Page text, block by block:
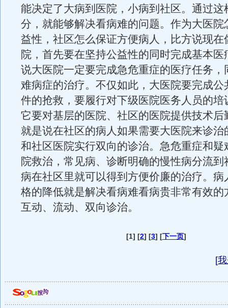
能决定了大病到医院，小病到社区。通过这
分，就能够解决看病难的问题。作为大医院
益性，社区怎么保证方便病人，比方说现在
院，首先要在坚持公益性的同时完成基本医
说大医院一定要完成急危重症的医疗任务，
难病症的治疗。不仅如此，大医院要完成公
件的抢救，要履行对下级医院医务人员的培
它要对基层的医院、社区的医院提供技术后
就是说在社区的病人如果需要大医院来诊治
和社区医院实行双向的诊治。急危重症和疑
院救治，常见病、诊断明确的慢性病分流到
病在社区里就可以得到方便价廉的治疗。病
格的降低就是解决看病难看病贵非常有效的
互动、流动、双向诊治。
[1] [2] [3] [下一页]
[